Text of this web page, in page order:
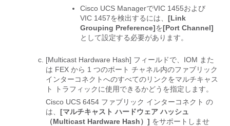
Cisco UCS ManagerでVIC 1455および
VIC 1457を検出するには、 [Link
Grouping Preference]を[Port Channel]
として設定する必要があります。
[Multicast Hardware Hash] フィールドで、IOM また
は FEX から 1 つのポート チャネル内のファブリック
インターコネクトへのすべてのリンクをマルチキャス
ト トラフィックに使用できるかどうを指定します。
Cisco UCS 6454 ファブリック インターコネクト の
は、 [マルチキャスト ハードウェア ハッシュ
（Multicast Hardware Hash）] をサポートしませ